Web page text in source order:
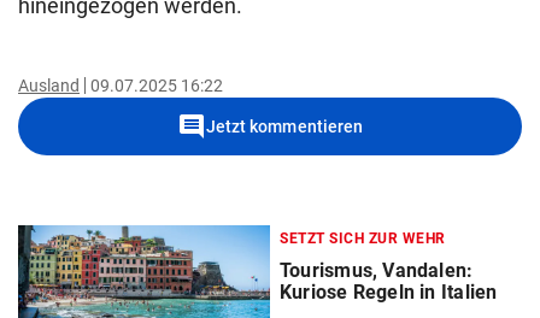
hineingezogen werden.
Ausland 09.07.2025 16:22
commentJetzt kommentieren
SETZT SICH ZUR WEHR
Tourismus, Vandalen:
Kuriose Regeln in Italien